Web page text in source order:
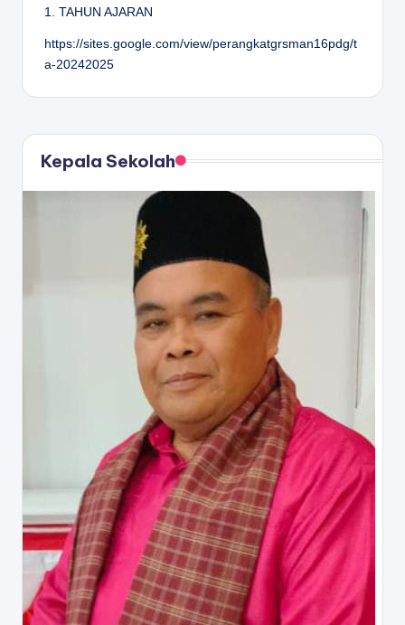
1. TAHUN AJARAN
https://sites.google.com/view/perangkatgrsman16pdg/t
a-20242025
Kepala Sekolah